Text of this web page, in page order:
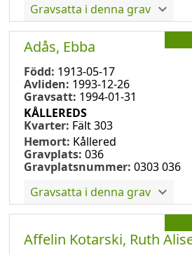
Gravsatta i denna grav
Adås, Ebba
Född: 1913-05-17
Avliden: 1993-12-26
Gravsatt: 1994-01-31
KÅLLEREDS
Kvarter: Fält 303
Hemort: Kållered
Gravplats: 036
Gravplatsnummer: 0303 036
Gravsatta i denna grav
Affelin Kotarski, Ruth